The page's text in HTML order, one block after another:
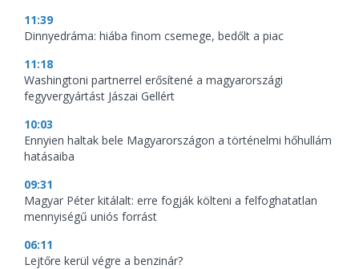
11:39
Dinnyedráma: hiába finom csemege, bedőlt a piac
11:18
Washingtoni partnerrel erősítené a magyarországi
fegyvergyártást Jászai Gellért
10:03
Ennyien haltak bele Magyarországon a történelmi hőhullám
hatásaiba
09:31
Magyar Péter kitálalt: erre fogják költeni a felfoghatatlan
mennyiségű uniós forrást
06:11
Lejtőre kerül végre a benzinár?